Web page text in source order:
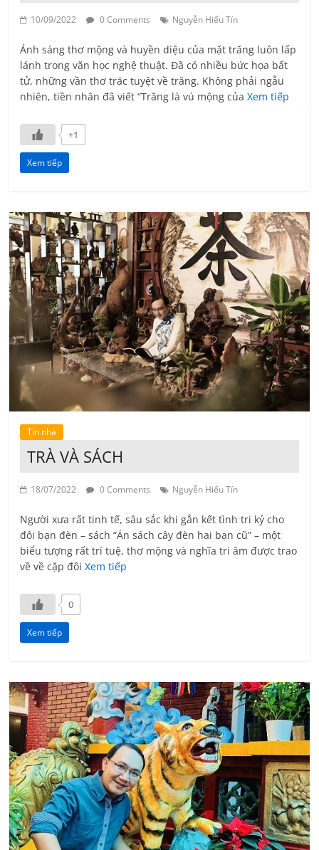
10/09/2022 0 Comments Nguyễn Hiếu Tín
Ánh sáng thơ mộng và huyền diệu của mặt trăng luôn lấp
lánh trong văn học nghệ thuật. Đã có nhiều bức họa bất
tử, những vần thơ trác tuyệt về trăng. Không phải ngẫu
nhiên, tiền nhân đã viết “Trăng là vú mộng củaXem tiếp
+1
Xem tiếp
Tin nhà
TRÀ VÀ SÁCH
18/07/2022 0 Comments Nguyễn Hiếu Tín
Người xưa rất tinh tế, sâu sắc khi gắn kết tình tri kỷ cho
đôi bạn đèn – sách “Án sách cây đèn hai bạn cũ” – một
biểu tượng rất trí tuệ, thơ mộng và nghĩa tri âm được trao
về về cặp đôiXem tiếp
0
Xem tiếp